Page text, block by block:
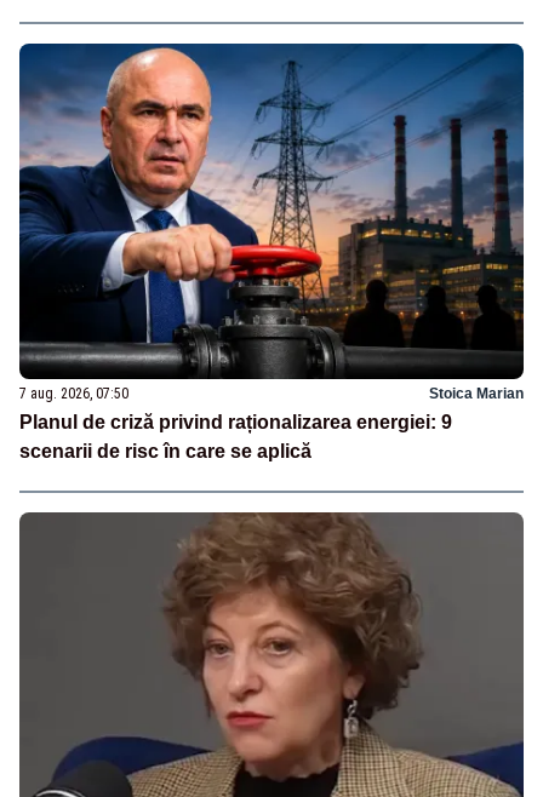
7 aug. 2026, 07:50 Stoica Marian
Planul de criză privind raționalizarea energiei: 9
scenarii de risc în care se aplică